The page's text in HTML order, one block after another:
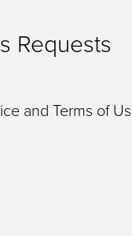
Requests
and Terms of